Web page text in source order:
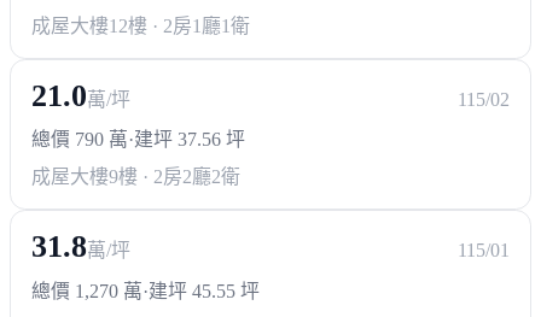
成屋大樓12樓 · 2房1廳1衛
21.0萬/坪
115/02
總價 790 萬·建坪 37.56 坪
成屋大樓9樓 · 2房2廳2衛
31.8萬/坪
115/01
總價 1,270 萬·建坪 45.55 坪